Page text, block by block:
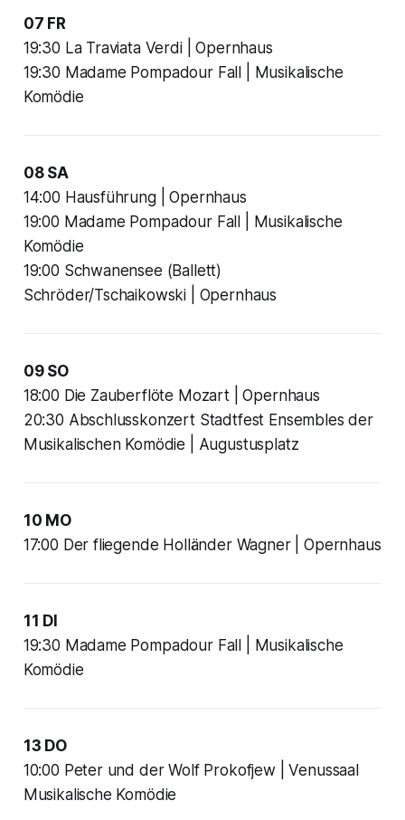
07 FR
19:30 La Traviata Verdi | Opernhaus
19:30 Madame Pompadour Fall | Musikalische
Komödie
08 SA
14:00 Hausführung | Opernhaus
19:00 Madame Pompadour Fall | Musikalische
Komödie
19:00 Schwanensee (Ballett)
Schröder/Tschaikowski | Opernhaus
09 SO
18:00 Die Zauberflöte Mozart | Opernhaus
20:30 Abschlusskonzert Stadtfest Ensembles der
Musikalischen Komödie | Augustusplatz
10 MO
17:00 Der fliegende Holländer Wagner | Opernhaus
11 DI
19:30 Madame Pompadour Fall | Musikalische
Komödie
13 DO
10:00 Peter und der Wolf Prokofjew | Venussaal
Musikalische Komödie